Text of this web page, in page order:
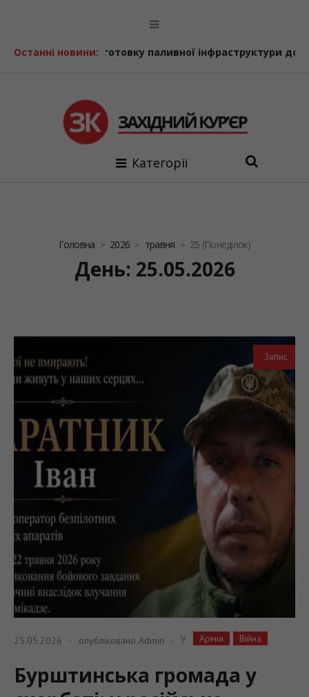
Останні новини:
інфраструктури до осінньо-зимового періоду
Категорії
Головна 2026 травня 25 (Понеділок)
День: 25.05.2026
Запис
25.05.2026 опубліковано Admin У Армія Війна
Бурштинська громада у